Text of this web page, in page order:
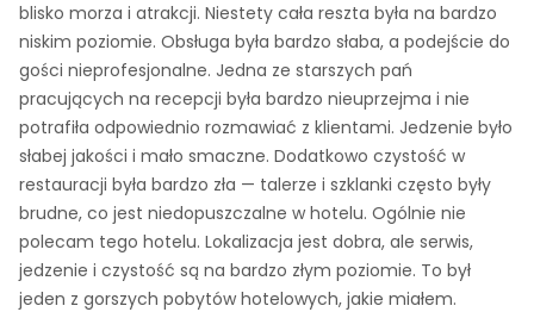
blisko morza i atrakcji. Niestety cała reszta była na bardzo
niskim poziomie. Obsługa była bardzo słaba, a podejście do
gości nieprofesjonalne. Jedna ze starszych pań
pracujących na recepcji była bardzo nieuprzejma i nie
potrafiła odpowiednio rozmawiać z klientami. Jedzenie było
słabej jakości i mało smaczne. Dodatkowo czystość w
restauracji była bardzo zła — talerze i szklanki często były
brudne, co jest niedopuszczalne w hotelu. Ogólnie nie
polecam tego hotelu. Lokalizacja jest dobra, ale serwis,
jedzenie i czystość są na bardzo złym poziomie. To był
jeden z gorszych pobytów hotelowych, jakie miałem.